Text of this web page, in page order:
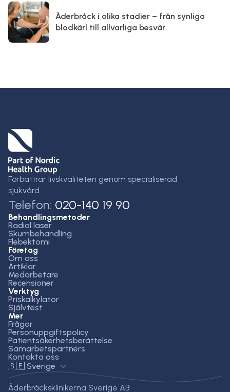
Åderbråck i olika stadier – från synliga
blodkärl till allvarliga besvär
Förbättrar livskvaliteten genom specialiserad
sjukvård.
Telefon: 020-140 19 90
Behandlingsmetoder
Radial laser
Skumbehandling
Flebektomi
Företag
Om oss
Artiklar
Medarbetare
Recensioner
Verktyg
Priskalkylator
Självtest
Mer
Frågor
Personuppgiftspolicy
Patientsäkerhetsberättelse
Samarbetspartners
Kontakta oss
🇸🇪 Sverige
Åderbråcksklinikerna Sverige AB